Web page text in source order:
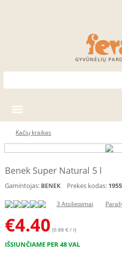
GYVŪNĖLIŲ
Kačių kraikas
Benek Super Natural 5 l
Gamintojas: BENEK Prekės kodas: 1955
3 Atsiliepimai
€4.40 (0.88 € / l)
IŠSIUNČIAME PER 48 VAL